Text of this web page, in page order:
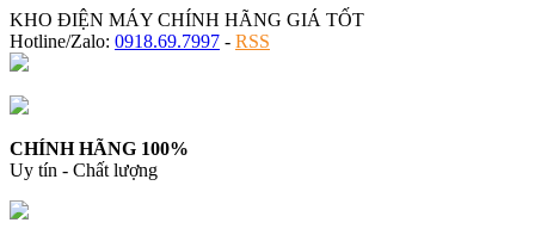
KHO ĐIỆN MÁY CHÍNH HÃNG GIÁ TỐT
Hotline/Zalo: 0918.69.7997 - RSS
CHÍNH HÃNG 100%
Uy tín - Chất lượng